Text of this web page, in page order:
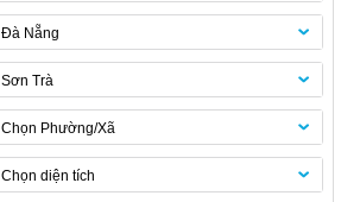
Đà Nẵng
Sơn Trà
Chọn Phường/Xã
Chọn diện tích